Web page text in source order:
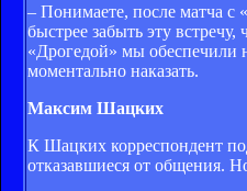
– Понимаете, после матча с
быстрее забыть эту
«Дрогедой» мы обеспечили
моментально наказать.
Максим Шацких
К Шацких корреспондент
отказавшиеся от общения.